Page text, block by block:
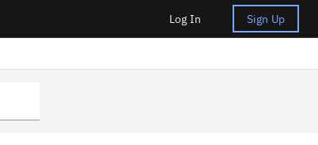
Log In Sign Up